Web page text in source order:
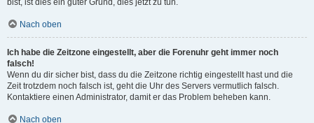
bist, ist dies ein guter Grund, dies jetzt zu tun.
Nach oben
Ich habe die Zeitzone eingestellt, aber die Forenuhr geht immer noch
falsch!
Wenn du dir sicher bist, dass du die Zeitzone richtig eingestellt hast und die
Zeit trotzdem noch falsch ist, geht die Uhr des Servers vermutlich falsch.
Kontaktiere einen Administrator, damit er das Problem beheben kann.
Nach oben